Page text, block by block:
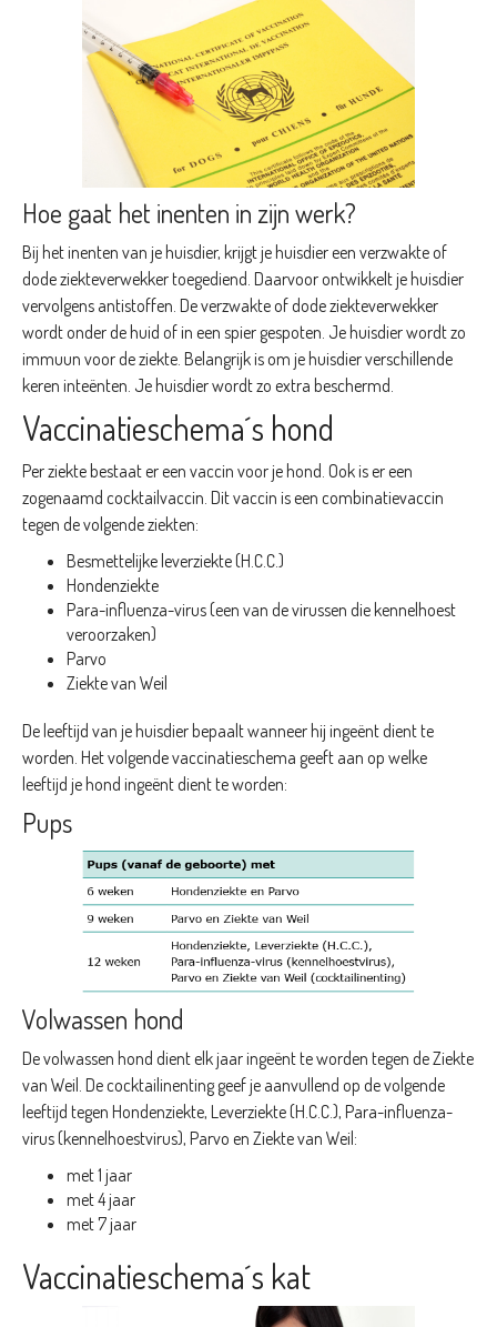
Hoe gaat het inenten in zijn werk?
Bij het inenten van je huisdier, krijgt je huisdier een verzwakte of
dode ziekteverwekker toegediend. Daarvoor ontwikkelt je huisdier
vervolgens antistoffen. De verzwakte of dode ziekteverwekker
wordt onder de huid of in een spier gespoten. Je huisdier wordt zo
immuun voor de ziekte. Belangrijk is om je huisdier verschillende
keren inteënten. Je huisdier wordt zo extra beschermd.
Vaccinatieschema´s hond
Per ziekte bestaat er een vaccin voor je hond. Ook is er een
zogenaamd cocktailvaccin. Dit vaccin is een combinatievaccin
tegen de volgende ziekten:
Besmettelijke leverziekte (H.C.C.)
Hondenziekte
Para-influenza-virus (een van de virussen die kennelhoest
veroorzaken)
Parvo
Ziekte van Weil
De leeftijd van je huisdier bepaalt wanneer hij ingeënt dient te
worden. Het volgende vaccinatieschema geeft aan op welke
leeftijd je hond ingeënt dient te worden:
Pups
Volwassen hond
De volwassen hond dient elk jaar ingeënt te worden tegen de Ziekte
van Weil. De cocktailinenting geef je aanvullend op de volgende
leeftijd tegen Hondenziekte, Leverziekte (H.C.C.), Para-influenza-
virus (kennelhoestvirus), Parvo en Ziekte van Weil:
met 1 jaar
met 4 jaar
met 7 jaar
Vaccinatieschema´s kat